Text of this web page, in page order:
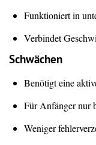
Funktioniert in
Verbindet
Schwächen
Benötigt eine
Für Anfänger nur
Weniger